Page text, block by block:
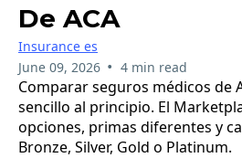
De ACA
Insurance es
June 09, 2026 • 4 min read
Comparar seguros médicos de
sencillo al principio. El
opciones, primas diferentes y
Bronze, Silver, Gold o Platinum.